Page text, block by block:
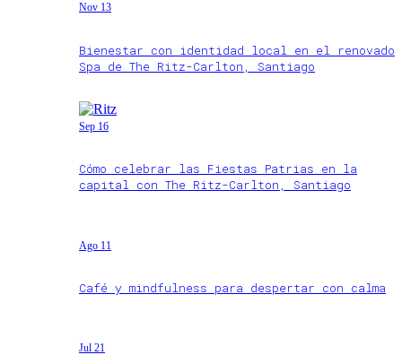
Nov 13
Bienestar con identidad local en el renovado
Spa de The Ritz-Carlton, Santiago
Sep 16
Cómo celebrar las Fiestas Patrias en la
capital con The Ritz-Carlton, Santiago
Ago 11
Café y mindfulness para despertar con calma
Jul 21